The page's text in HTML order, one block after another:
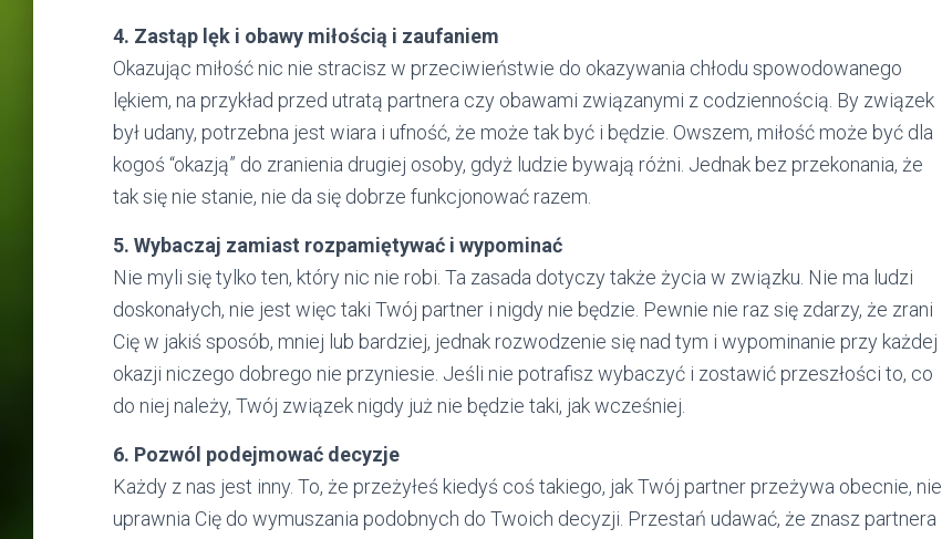
4. Zastąp lęk i obawy miłością i zaufaniem
Okazując miłość nic nie stracisz w przeciwieństwie do okazywania chłodu spowodowanego
lękiem, na przykład przed utratą partnera czy obawami związanymi z codziennością. By związek
był udany, potrzebna jest wiara i ufność, że może tak być i będzie. Owszem, miłość może być dla
kogoś “okazją” do zranienia drugiej osoby, gdyż ludzie bywają różni. Jednak bez przekonania, że
tak się nie stanie, nie da się dobrze funkcjonować razem.
5. Wybaczaj zamiast rozpamiętywać i wypominać
Nie myli się tylko ten, który nic nie robi. Ta zasada dotyczy także życia w związku. Nie ma ludzi
doskonałych, nie jest więc taki Twój partner i nigdy nie będzie. Pewnie nie raz się zdarzy, że zrani
Cię w jakiś sposób, mniej lub bardziej, jednak rozwodzenie się nad tym i wypominanie przy każdej
okazji niczego dobrego nie przyniesie. Jeśli nie potrafisz wybaczyć i zostawić przeszłości to, co
do niej należy, Twój związek nigdy już nie będzie taki, jak wcześniej.
6. Pozwól podejmować decyzje
Każdy z nas jest inny. To, że przeżyłeś kiedyś coś takiego, jak Twój partner przeżywa obecnie, nie
uprawnia Cię do wymuszania podobnych do Twoich decyzji. Przestań udawać, że znasz partnera